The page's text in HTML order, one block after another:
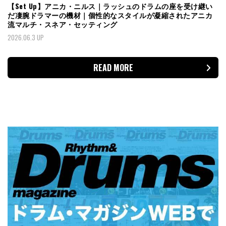
【Set Up】アニカ・ニルス｜ラッシュのドラムの座を受け継い
だ凄腕ドラマーの機材｜個性的なスタイルが凝縮されたアニカ
流マルチ・スネア・セッティング
2026.06.3 UP
READ MORE